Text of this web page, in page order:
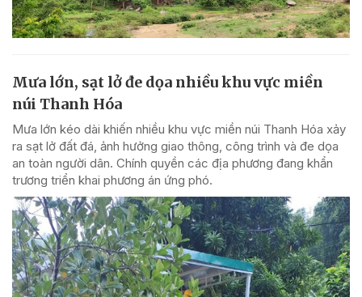
Mưa lớn, sạt lở đe dọa nhiều khu vực miền
núi Thanh Hóa
Mưa lớn kéo dài khiến nhiều khu vực miền núi Thanh Hóa xảy
ra sạt lở đất đá, ảnh hưởng giao thông, công trình và đe dọa
an toàn người dân. Chính quyền các địa phương đang khẩn
trương triển khai phương án ứng phó.